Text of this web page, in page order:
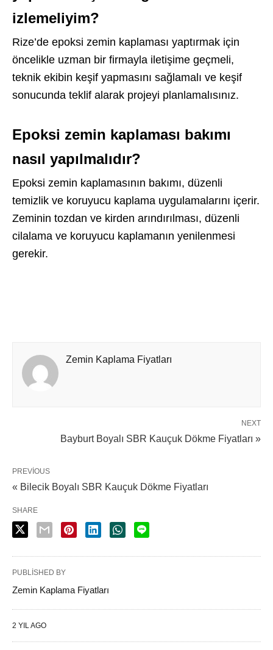
izlemeliyim?
Rize’de epoksi zemin kaplaması yaptırmak için
öncelikle uzman bir firmayla iletişime geçmeli,
teknik ekibin keşif yapmasını sağlamalı ve keşif
sonucunda teklif alarak projeyi planlamalısınız.
Epoksi zemin kaplaması bakımı
nasıl yapılmalıdır?
Epoksi zemin kaplamasının bakımı, düzenli
temizlik ve koruyucu kaplama uygulamalarını içerir.
Zeminin tozdan ve kirden arındırılması, düzenli
cilalama ve koruyucu kaplamanın yenilenmesi
gerekir.
Zemin Kaplama Fiyatları
NEXT
Bayburt Boyalı SBR Kauçuk Dökme Fiyatları »
PREVIOUS
« Bilecik Boyalı SBR Kauçuk Dökme Fiyatları
SHARE
PUBLISHED BY
Zemin Kaplama Fiyatları
2 YIL AGO